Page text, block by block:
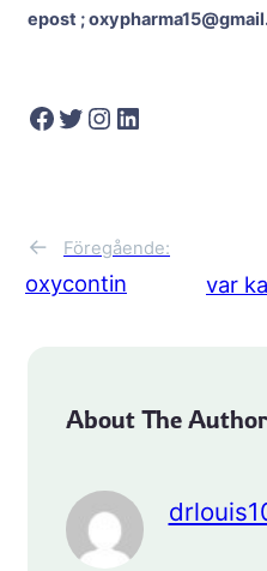
epost ;
Facebook Twitter Instagram LinkedIn
← Föregående:
oxycontin var
About The Author